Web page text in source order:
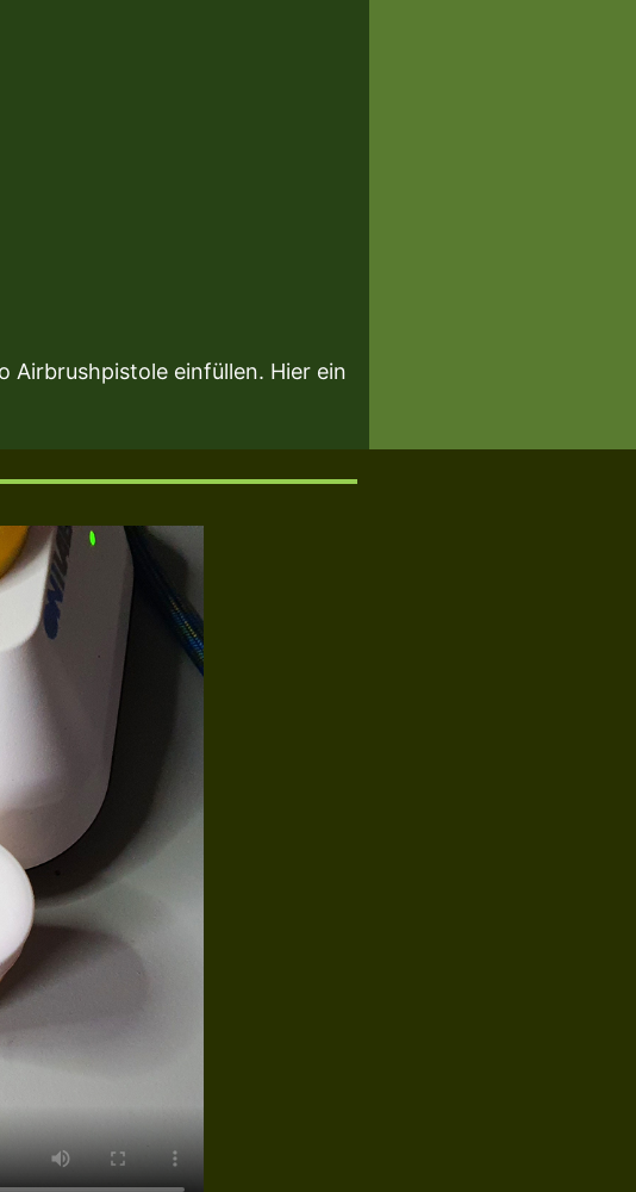
Airbrushpistole einfüllen. Hier ein